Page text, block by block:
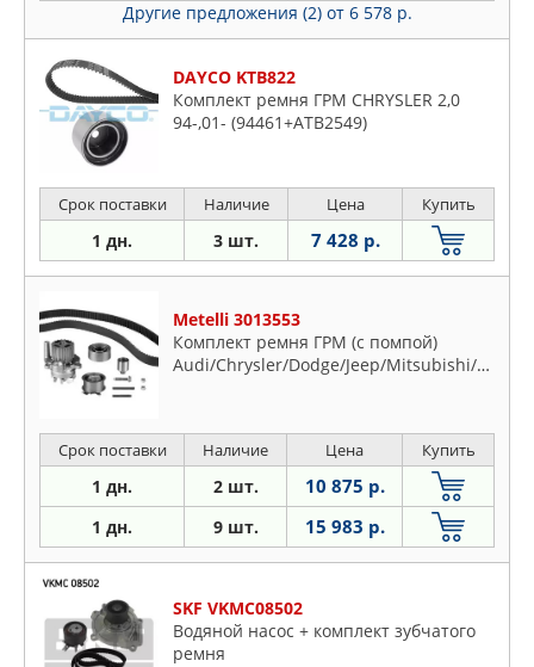
Другие предложения (2) от 6 578 р.
DAYCO KTB822
Комплект ремня ГРМ CHRYSLER 2,0
94-,01- (94461+ATB2549)
Срок поставки Наличие Цена Купить
1 дн. 3 шт. 7 428 р.
Metelli 3013553
Комплект ремня ГРМ (с помпой)
Audi/Chrysler/Dodge/Jeep/Mitsubishi/Seat/Skoda/Volkswagen
Срок поставки Наличие Цена Купить
1 дн. 2 шт. 10 875 р.
1 дн. 9 шт. 15 983 р.
SKF VKMC08502
Водяной насос + комплект зубчатого
ремня